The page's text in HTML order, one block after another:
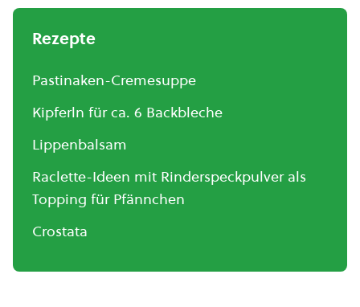
Rezepte
Pastinaken-Cremesuppe
Kipferln für ca. 6 Backbleche
Lippenbalsam
Raclette-Ideen mit Rinderspeckpulver als
Topping für Pfännchen
Crostata